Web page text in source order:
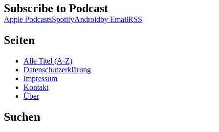
Subscribe to Podcast
Apple PodcastsSpotifyAndroidby EmailRSS
Seiten
Alle Titel (A-Z)
Datenschutzerklärung
Impressum
Kontakt
Über
Suchen